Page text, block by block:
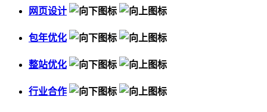
网页设计
包年优化
整站优化
行业合作